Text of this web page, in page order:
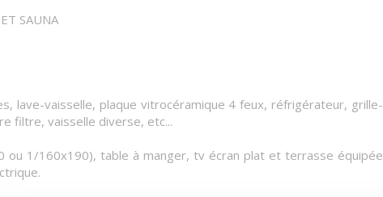
SAUNA
lave-vaisselle, plaque vitrocéramique 4 feux, réfrigérateur, grille-
filtre, vaisselle diverse, etc...
ou 1/160x190), table à manger, tv écran plat et terrasse équipée